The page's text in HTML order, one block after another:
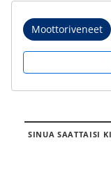
Moottoriveneet
SINUA SAATTAISI